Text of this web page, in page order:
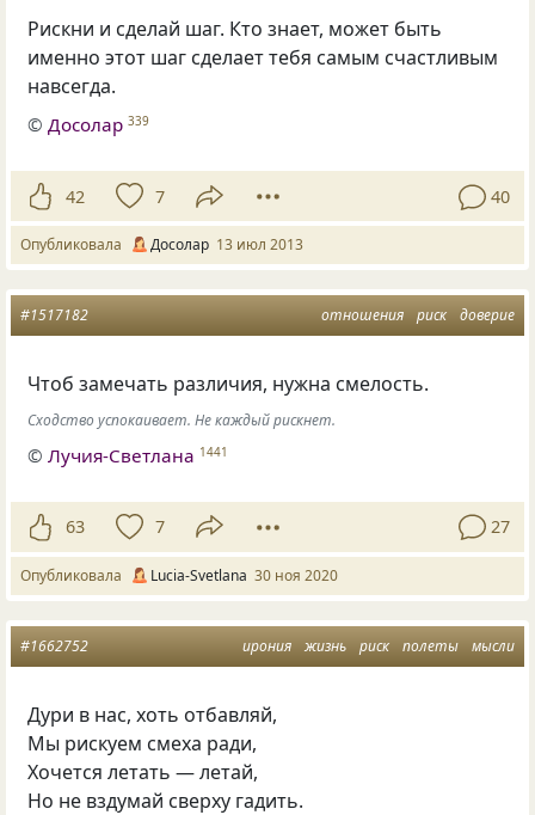
Рискни и сделай шаг. Кто знает, может быть
именно этот шаг сделает тебя самым счастливым
навсегда.
©Досолар 339
42 7 40
Опубликовала Досолар 13 июл 2013
отношения риск доверие
#1517182
Чтоб замечать различия, нужна смелость.
Сходство успокаивает. Не каждый рискнет.
©Лучия-Светлана 1441
63 7 27
Опубликовала Lucia-Svetlana 30 ноя 2020
ирония жизнь риск полеты мысли
#1662752
Дури в нас, хоть отбавляй,
Мы рискуем смеха ради,
Хочется летать — летай,
Но не вздумай сверху гадить.